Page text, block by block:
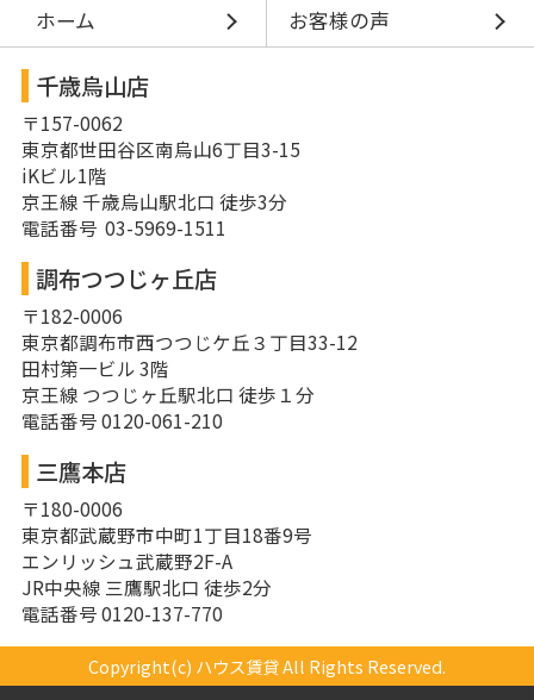
ホーム
お客様の声
千歳烏山店
〒157-0062
東京都世田谷区南烏山6丁目3-15
iKビル1階
京王線 千歳烏山駅北口 徒歩3分
電話番号 03-5969-1511
調布つつじヶ丘店
〒182-0006
東京都調布市西つつじケ丘３丁目33-12
田村第一ビル 3階
京王線 つつじヶ丘駅北口 徒歩１分
電話番号 0120-061-210
三鷹本店
〒180-0006
東京都武蔵野市中町1丁目18番9号
エンリッシュ武蔵野2F-A
JR中央線 三鷹駅北口 徒歩2分
電話番号 0120-137-770
Copyright(c) ハウス賃貸 All Rights Reserved.